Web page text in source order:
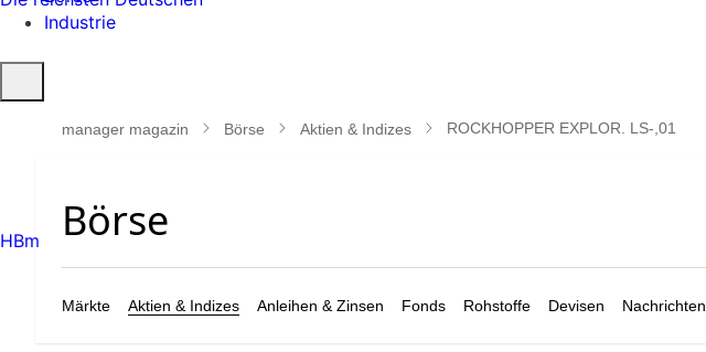
Industrie
öffnen
manager magazin Börse Aktien & Indizes ROCKHOPPER EXPLOR. LS-,01
Märkte Aktien & Indizes Anleihen & Zinsen Fonds Rohstoffe Devisen Nachrichten
HBm